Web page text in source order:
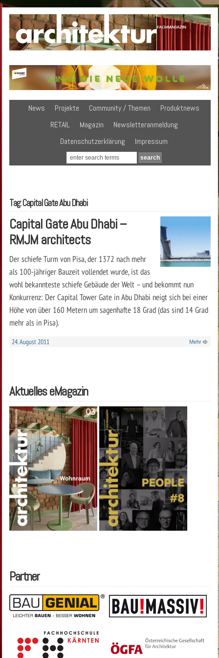
News Projekte Community / Themen
Produktnews
RETAIL
Magazin
Newsletteranmeldung
Datenschutzerklärung
Impressum
Tag: Capital Gate Abu Dhabi
Capital Gate Abu Dhabi –
RMJM architects
Der schiefe Turm von Pisa, der 1372 nach mehr
als 100-jähriger Bauzeit vollendet wurde, ist das
wohl bekannteste schiefe Gebäude der Welt – und bekommt nun
Konkurrenz: Der Capital Tower Gate in Abu Dhabi neigt sich bei einer
Höhe von über 160 Metern um sagenhafte 18 Grad (das sind 14 Grad
mehr als in Pisa).
24. August 2011 Mehr
Aktuelles eMagazin
Partner